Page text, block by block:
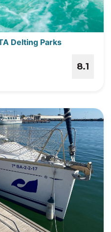
Delting Parks
8.1